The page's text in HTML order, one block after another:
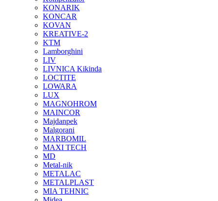
KONARIK
KONCAR
KOVAN
KREATIVE-2
KTM
Lamborghini
LIV
LIVNICA Kikinda
LOCTITE
LOWARA
LUX
MAGNOHROM
MAINCOR
Majdanpek
Malgorani
MARBOMIL
MAXI TECH
MD
Metal-nik
METALAC
METALPLAST
MIA TEHNIC